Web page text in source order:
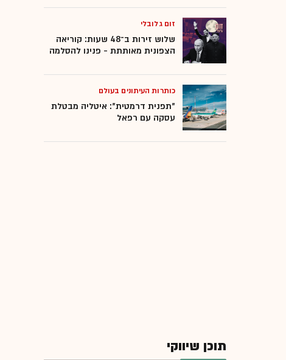
זום גלובלי
שלוש זירות ב־48 שעות: קוריאה
הצפונית מאותתת - פנינו להסלמה
כותרות העיתונים בעולם
"תפנית דרמטית": איטליה מבטלת
עסקה עם רפאל
תוכן שיווקי